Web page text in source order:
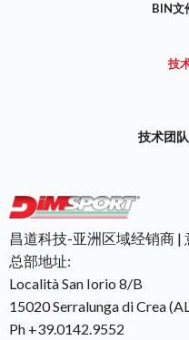
BIN文
技
技术团
昌道科技-亚洲区域经销商 |
总部地址:
Località San Iorio 8/B
15020 Serralunga di Crea
Ph +39.0142.9552